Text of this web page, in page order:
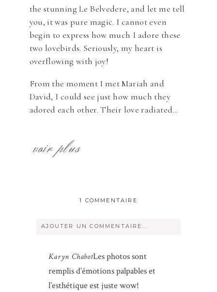
the stunning Le Belvedere, and let me tell
you, it was pure magic. I cannot even
begin to express how much I adore these
two lovebirds. Seriously, my heart is
overflowing with joy!
From the moment I met Mariah and
David, I could see just how much they
adored each other. Their love radiated…
voir plus
1 COMMENTAIRE
AJOUTER UN COMMENTAIRE...
Votre courriel ne sera
publique Obligatoire *
Karyn ChabotLes photos sont
remplis d’émotions palpables et
l’esthétique est juste wow!